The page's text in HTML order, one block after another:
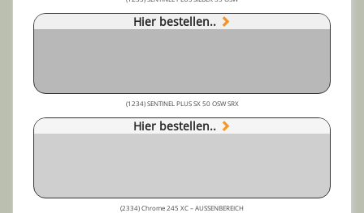
Hier bestellen..
(1234) SENTINEL PLUS SX 50 OSW SRX
Hier bestellen..
(2334) Chrome 245 XC – AUSSENBEREICH